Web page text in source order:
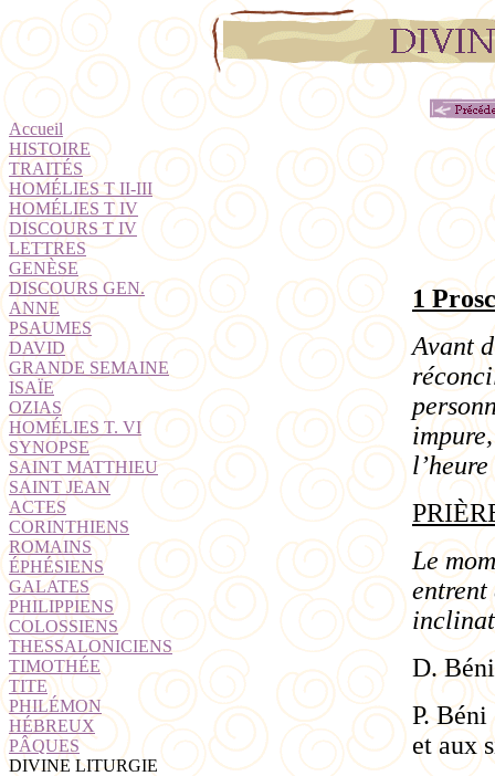
Accueil
HISTOIRE
TRAITÉS
HOMÉLIES T II-III
HOMÉLIES T IV
DISCOURS T IV
LETTRES
GENÈSE
DISCOURS GEN.
ANNE
PSAUMES
DAVID
GRANDE SEMAINE
ISAÏE
OZIAS
HOMÉLIES T. VI
SYNOPSE
SAINT MATTHIEU
SAINT JEAN
ACTES
CORINTHIENS
ROMAINS
ÉPHÉSIENS
GALATES
PHILIPPIENS
COLOSSIENS
THESSALONICIENS
TIMOTHÉE
TITE
PHILÉMON
HÉBREUX
PÂQUES
DIVINE LITURGIE
1
Avant
Le
entrent
D.
P.
et aux